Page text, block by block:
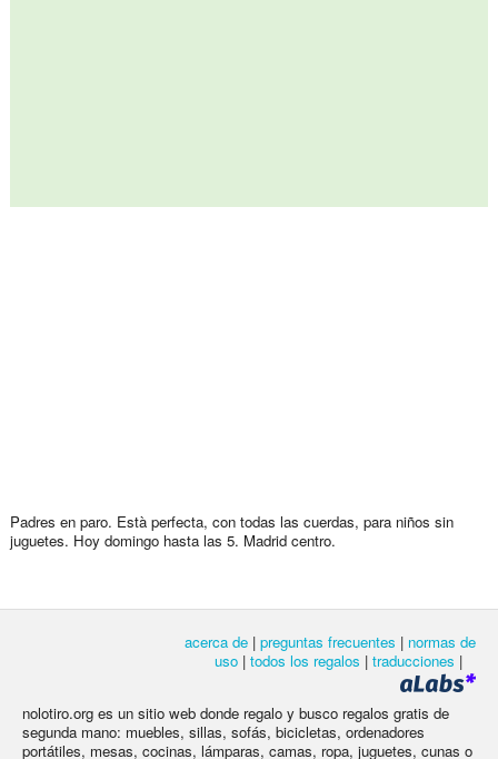
Padres en paro. Està perfecta, con todas las cuerdas, para niños sin
juguetes. Hoy domingo hasta las 5. Madrid centro.
acerca de | preguntas frecuentes | normas de
uso | todos los regalos | traducciones |
nolotiro.org es un sitio web donde regalo y busco regalos gratis de
segunda mano: muebles, sillas, sofás, bicicletas, ordenadores
portátiles, mesas, cocinas, lámparas, camas, ropa, juguetes, cunas o